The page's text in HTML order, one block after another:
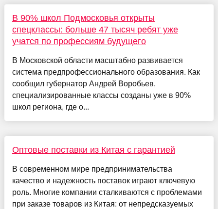
В 90% школ Подмосковья открыты
спецклассы: больше 47 тысяч ребят уже
учатся по профессиям будущего
В Московской области масштабно развивается
система предпрофессионального образования. Как
сообщил губернатор Андрей Воробьев,
специализированные классы созданы уже в 90%
школ региона, где о...
Оптовые поставки из Китая с гарантией
В современном мире предпринимательства
качество и надежность поставок играют ключевую
роль. Многие компании сталкиваются с проблемами
при заказе товаров из Китая: от непредсказуемых